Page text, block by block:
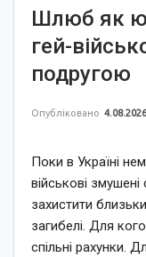
Шлюб як
гей-
подругою
Опубліковано 4.08.2026
Поки в Україні
військові
захистити
загибелі. Для
спільні рахунки.